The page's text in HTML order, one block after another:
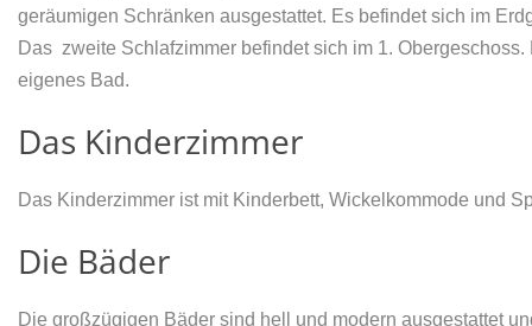
geräumigen Schränken ausgestattet. Es befindet sich im
Das zweite Schlafzimmer befindet sich im 1.
eigenes Bad.
Das Kinderzimmer
Das Kinderzimmer ist mit Kinderbett, Wickelkommode und
Die Bäder
Die großzügigen Bäder sind hell und modern ausgestattet